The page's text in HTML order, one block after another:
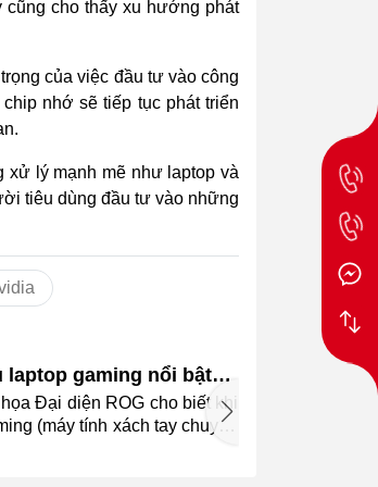
cũng cho thấy xu hướng phát
của việc đầu tư vào công
nhớ sẽ tiếp tục phát triển
xử lý mạnh mẽ như laptop và
tiêu dùng đầu tư vào những
laptop gaming nổi bật
20 năm qua
biết khi
(máy tính xách tay chuyên